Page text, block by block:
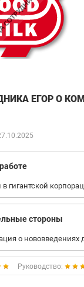
ЕГОР О
гигантской
стороны
о
Руководство: